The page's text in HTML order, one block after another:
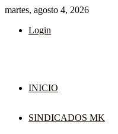
martes, agosto 4, 2026
Login
INICIO
SINDICADOS MK